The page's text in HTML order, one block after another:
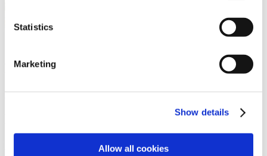
Statistics
Marketing
Show details
Allow all cookies
Kettingtandheugels
Meer over deze Mata productgroep